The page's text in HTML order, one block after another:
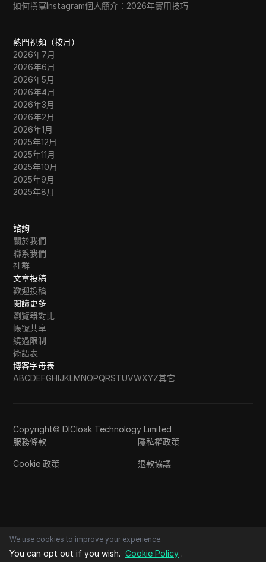
如何撰寫Instagram個人簡介：2026年實用技巧
熱門視頻（按月）
2026年7月
2026年6月
2026年5月
2026年4月
2026年3月
2026年2月
2026年1月
2025年12月
2025年11月
2025年10月
2025年9月
2025年8月
諮詢
關於我們
聯系我們
社群
文章投稿
歡迎投稿
閱讀更多
瀏覽器對比
帳號共享
繞過限制
術語表
博客字母表
ABCDEFGHIJKLMNOPQRSTUVWXYZ其它
Copyright© DICloak Technology Limited
服務條款
隱私權政策
Cookie 政策 退款協議
We use cookies to improve your experience.
You can opt out if you wish. Cookie Policy .